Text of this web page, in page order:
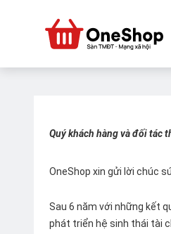
Quý khách hàng và đối tác
OneShop xin gửi lời chúc
Sau 6 năm với những kết
phát triển hệ sinh thái tài